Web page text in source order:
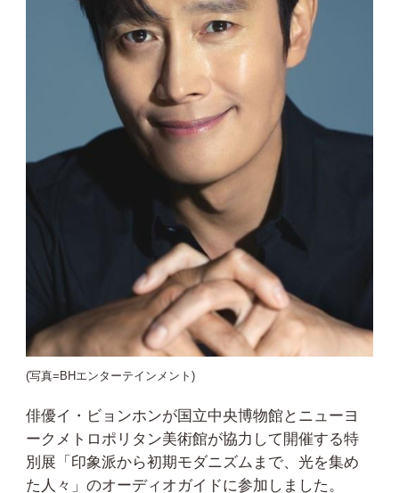
(写真=BHエンターテインメント)
俳優イ・ビョンホンが国立中央博物館とニューヨ
ークメトロポリタン美術館が協力して開催する特
別展「印象派から初期モダニズムまで、光を集め
た人々」のオーディオガイドに参加しました。